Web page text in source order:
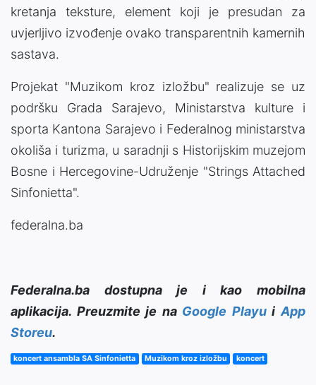
kretanja teksture, element koji je presudan za
uvjerljivo izvođenje ovako transparentnih kamernih
sastava.
Projekat "Muzikom kroz izložbu" realizuje se uz
podršku Grada Sarajevo, Ministarstva kulture i
sporta Kantona Sarajevo i Federalnog ministarstva
okoliša i turizma, u saradnji s Historijskim muzejom
Bosne i Hercegovine-Udruženje "Strings Attached
Sinfonietta".
federalna.ba
Federalna.ba dostupna je i kao mobilna
aplikacija. Preuzmite je na Google PlayuiApp
Storeu.
koncert ansambla SA Sinfonietta Muzikom kroz izložbu koncert